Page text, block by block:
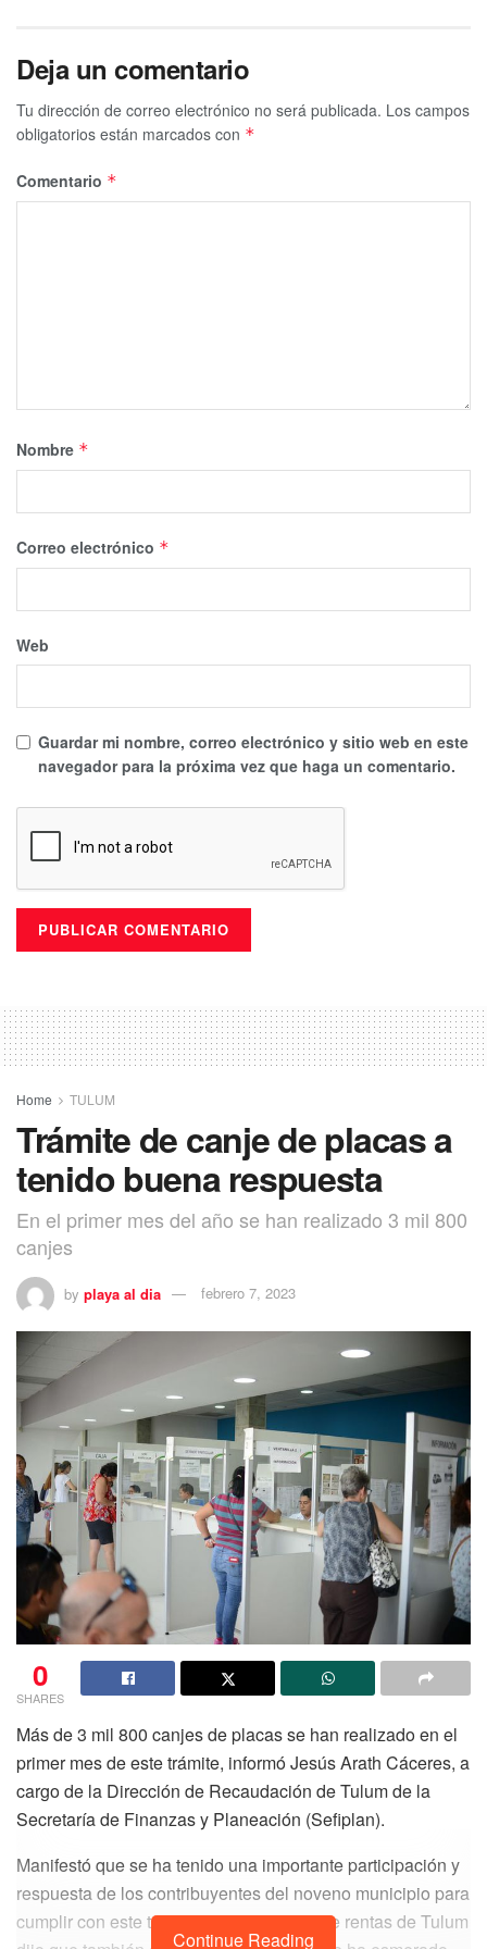
Deja un comentario
Tu dirección de correo electrónico no será publicada. Los campos
obligatorios están marcados con *
Comentario *
Nombre *
Correo electrónico *
Web
Guardar mi nombre, correo electrónico y sitio web en este
navegador para la próxima vez que haga un comentario.
Home TULUM
Trámite de canje de placas a
tenido buena respuesta
En el primer mes del año se han realizado 3 mil 800
canjes
by playa al dia febrero 7, 2023
0
SHARES
Más de 3 mil 800 canjes de placas se han realizado en el
primer mes de este trámite, informó Jesús Arath Cáceres, a
cargo de la Dirección de Recaudación de Tulum de la
Secretaría de Finanzas y Planeación (Sefiplan).
Manifestó que se ha tenido una importante participación y
respuesta de los contribuyentes del noveno municipio para
cumplir con este trámite. El recaudador de rentas de Tulum
Continue Reading